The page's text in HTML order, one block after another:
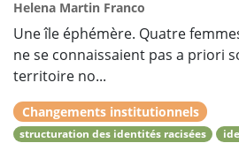
Helena Martin Franco
Une île éphémère. Quatre
ne se connaissaient pas a priori
territoire no...
Changements institutionnels
structuration des identités racisées